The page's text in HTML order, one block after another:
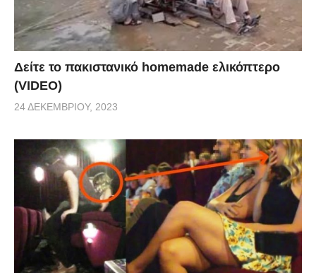
Δείτε το πακιστανικό homemade ελικόπτερο
(VIDEO)
24 ΔΕΚΕΜΒΡΊΟΥ, 2023